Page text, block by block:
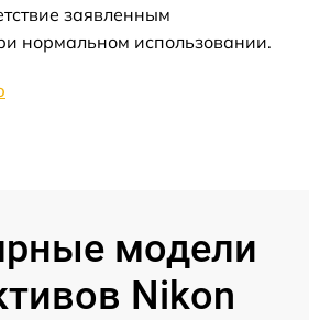
заявленным
нормальном использовании.
модели
Nikon